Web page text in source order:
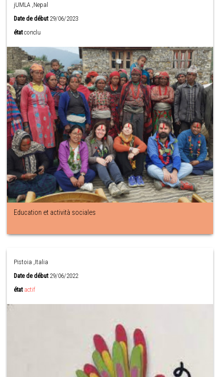
jUMLA ,Nepal
Date de début29/06/2023
état conclu
Education et actività sociales
Pistoia ,Italia
Date de début29/06/2022
état actif